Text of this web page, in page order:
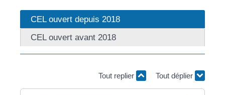
CEL ouvert depuis 2018
CEL ouvert avant 2018
Tout replier Tout déplier